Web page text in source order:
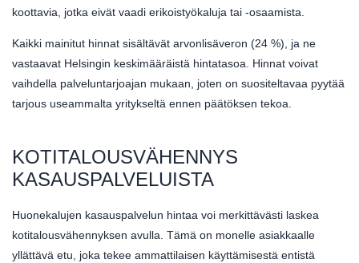
koottavia, jotka eivät vaadi erikoistyökaluja tai -osaamista.
Kaikki mainitut hinnat sisältävät arvonlisäveron (24 %), ja ne
vastaavat Helsingin keskimääräistä hintatasoa. Hinnat voivat
vaihdella palveluntarjoajan mukaan, joten on suositeltavaa pyytää
tarjous useammalta yritykseltä ennen päätöksen tekoa.
KOTITALOUSVÄHENNYS
KASAUSPALVELUISTA
Huonekalujen kasauspalvelun hintaa voi merkittävästi laskea
kotitalousvähennyksen avulla. Tämä on monelle asiakkaalle
yllättävä etu, joka tekee ammattilaisen käyttämisestä entistä